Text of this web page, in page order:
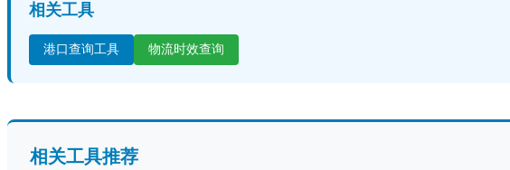
相关工具
港口查询工具 物流时效查询
相关工具推荐